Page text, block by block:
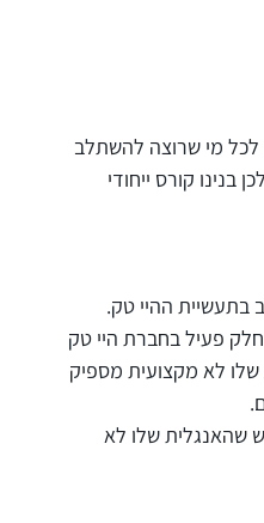
לכל מי שרוצה להשתלב
בנינו קורס ייחודי
בתעשיית ההיי טק.
פעיל בחברת היי טק
לא מקצועית מספיק
שהאנגלית שלו לא